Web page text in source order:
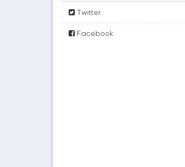
Twitter
Facebook